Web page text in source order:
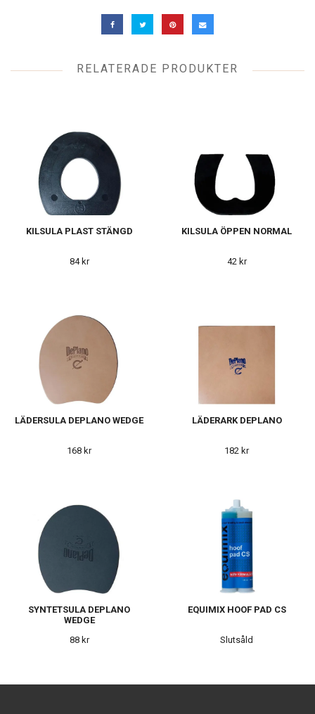
RELATERADE PRODUKTER
KILSULA PLAST STÄNGD
84 kr
KILSULA ÖPPEN NORMAL
42 kr
LÄDERSULA DEPLANO WEDGE
168 kr
LÄDERARK DEPLANO
182 kr
SYNTETSULA DEPLANO
WEDGE
88 kr
EQUIMIX HOOF PAD CS
Slutsåld